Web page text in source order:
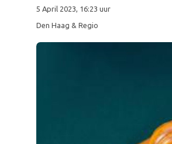
5 April 2023, 16:23 uur
Den Haag & Regio